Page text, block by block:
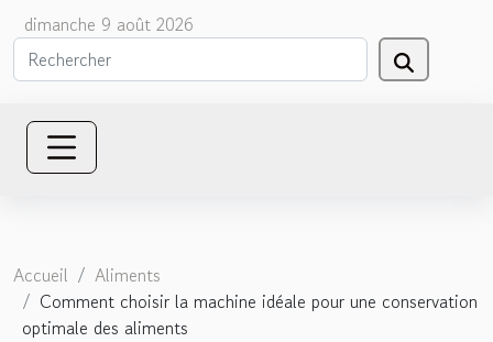
dimanche 9 août 2026
Accueil
Aliments
Comment choisir la machine idéale pour une conservation
optimale des aliments